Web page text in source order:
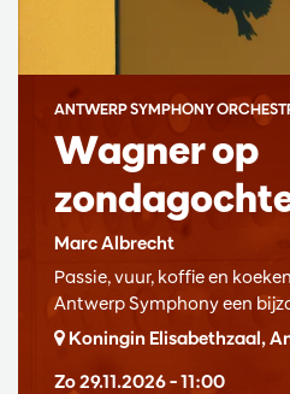
Wagner op
Marc Albrecht
ANTWERP SYMPHONY
Zo 29.11.2026– 11:00
Passie, vuur, koffie en
Antwerp Symphony een
Koningin Elisabethzaal,